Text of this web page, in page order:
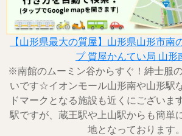
【山形県最大の質屋】山形県山形市南
プ 質屋かんてい局 山形
※南館のムーミン谷からすぐ！紳士服
いです☆イオンモール山形南や山形駅
ドマークとなる施設も近くにございま
駅ですが、蔵王駅や上山駅からも簡単
地となっております。